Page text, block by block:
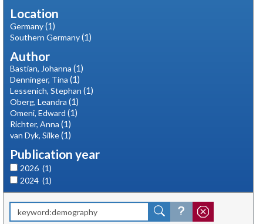
Location
Germany(1)
Southern Germany(1)
Author
Bastian, Johanna (1)
Denninger, Tina (1)
Lessenich, Stephan (1)
Oberg, Leandra (1)
Omeni, Edward (1)
Richter, Anna (1)
van Dyk, Silke(1)
Publication year
2026(1)
2024(1)